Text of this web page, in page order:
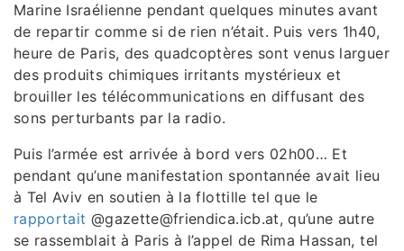
Marine Israélienne pendant quelques minutes avant
de repartir comme si de rien n’était. Puis vers 1h40,
heure de Paris, des quadcoptères sont venus larguer
des produits chimiques irritants mystérieux et
brouiller les télécommunications en diffusant des
sons perturbants par la radio.
Puis l’armée est arrivée à bord vers 02h00… Et
pendant qu’une manifestation spontannée avait lieu
à Tel Aviv en soutien à la flottille tel que le
rapportait @gazette@friendica.icb.at, qu’une autre
se rassemblait à Paris à l’appel de Rima Hassan, tel